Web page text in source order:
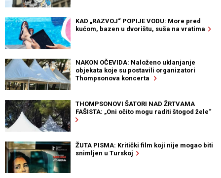
KAD „RAZVOJ“ POPIJE VODU: More pred
kućom, bazen u dvorištu, suša na vratima
NAKON OČEVIDA: Naloženo uklanjanje
objekata koje su postavili organizatori
Thompsonova koncerta
THOMPSONOVI ŠATORI NAD ŽRTVAMA
FAŠISTA: „Oni očito mogu raditi štogod žele“
ŽUTA PISMA: Kritički film koji nije mogao biti
snimljen u Turskoj